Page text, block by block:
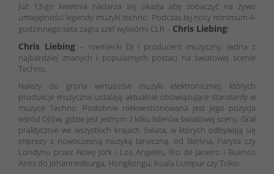
Już 13-go kwietnia nadarza się okazja aby zobaczyć na żywo
umiejętności legendy muzyki techno. Podczas tej nocy minimum 4-
godzinnego seta zagra szef wytwórni CLR – Chris Liebing!
Chris Liebing – niemiecki DJ i producent muzyczny. Jedna z
najbardziej znanych i popularnych postaci na światowej scenie
Techno.
Należy do grona wirtuozów muzyki elektronicznej, których
produkcje muzyczne ustalają aktualnie obowiązujące standardy w
muzyce Techno. Podobnie niekwestionowana jest jego pozycja
wśród DJ’ów, gdzie jest jednym z kilku liderów światowej sceny. Grał
praktycznie we wszystkich krajach świata, w których odbywają się
imprezy z nowoczesną muzyką taneczną, od Berlina, Paryża czy
Londynu przez Nowy Jork i Los Angeles, Rio de Janeiro i Buenos
Aires do Johannesburga, Hongkongu, Kuala Lumpur czy Tokio.